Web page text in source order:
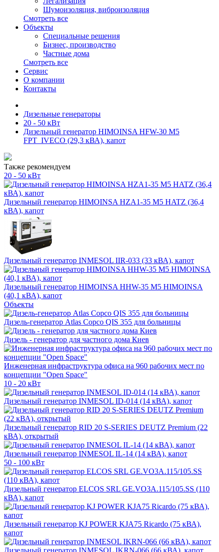
Шумоизоляция, виброизоляция
Смотреть все
Объекты
Специальные решения
Бизнес, производство
Частные дома
Смотреть все
Сервис
О компании
Контакты
Дизельные генераторы
20 - 50 кВт
Дизельный генератор HIMOINSA HFW-30 M5
FPT_IVECO (29,3 кВА), капот
Также рекомендуем
20 - 50 кВт
Дизельный генератор HIMOINSA HZA1-35 M5 HATZ (36,4
кВА), капот
Дизельный генератор INMESOL IIR-033 (33 кВА), капот
Дизельный генератор HIMOINSA HHW-35 M5 HIMOINSA
(40,1 кВА), капот
Объекты
Дизель-генератор Atlas Copco QIS 355 для больницы
Дизель - генератор для частного дома Киев
Инженерная инфраструктура офиса на 960 рабочих мест по
концепции "Open Space"
10 - 20 кВт
Дизельный генератор INMESOL ID-014 (14 кВА), капот
Дизельный генератор RID 20 S-SERIES DEUTZ Premium (22
кВА), открытый
Дизельный генератор INMESOL IL-14 (14 кВА), капот
50 - 100 кВт
Дизельный генератор ELCOS SRL GE.VO3A.115/105.SS (110
кВА), капот
Дизельный генератор KJ POWER KJA75 Ricardo (75 кВА),
капот
Дизельный генератор INMESOL IKRN-066 (66 кВА), капот